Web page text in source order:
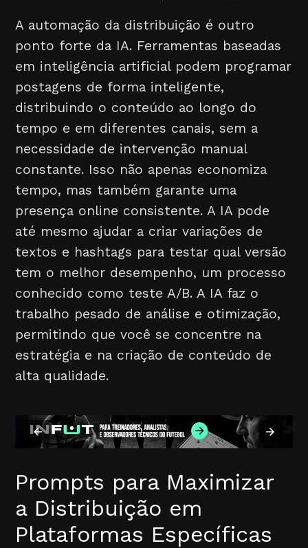
A automação da distribuição é outro
ponto forte da IA. Ferramentas baseadas
em inteligência artificial podem programar
postagens de forma inteligente,
distribuindo o conteúdo ao longo do
tempo e em diferentes canais, sem a
necessidade de intervenção manual
constante. Isso não apenas economiza
tempo, mas também garante uma
presença online consistente. A IA pode
até mesmo ajudar a criar variações de
textos e hashtags para testar qual versão
tem o melhor desempenho, um processo
conhecido como teste A/B. A IA faz o
trabalho pesado de análise e otimização,
permitindo que você se concentre na
estratégia e na criação de conteúdo de
alta qualidade.
Prompts para Maximizar
a Distribuição em
Plataformas Específicas